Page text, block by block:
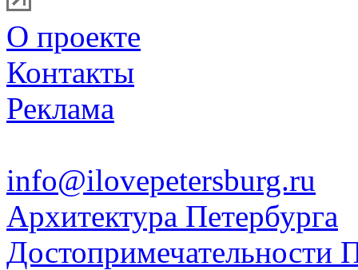
О проекте
Контакты
Реклама
info@ilovepetersburg.ru
Архитектура Петербурга
Достопримечательности